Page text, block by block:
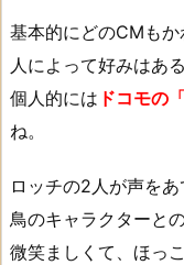
基本的にどのCMもか
人によって好みはあ
個人的には ドコモの
ね。
ロッチの2人が声をあ
鳥のキャラクターと
微笑ましくて、ほっ